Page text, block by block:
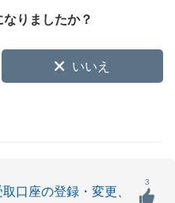
りましたか？
いいえ
口座の登録・変更、
3